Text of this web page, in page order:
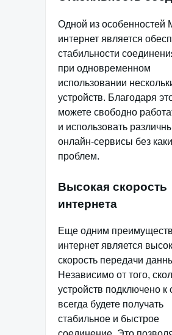
Одной из особенностей
интернет является
стабильности
при одновременном
использовании
устройств. Благодаря
можете свободно
и использовать
онлайн-сервисы без
проблем.
Высокая скорость
интернета
Еще одним
интернет является
скорость передачи
Независимо от того,
устройств подключено к
всегда будете получать
стабильное и быстрое